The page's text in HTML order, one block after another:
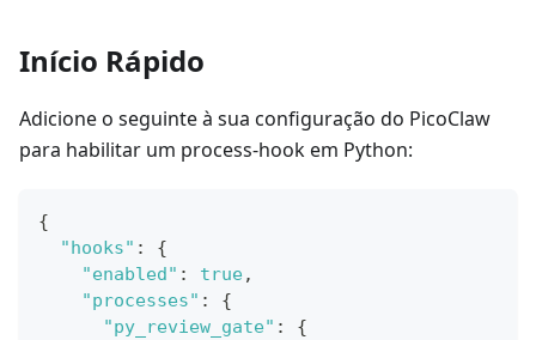
Início Rápido
Adicione o seguinte à sua configuração do PicoClaw
para habilitar um process-hook em Python:
{
"hooks" :
{
"enabled" : true,
"processes" :
{
"py_review_gate" :
{